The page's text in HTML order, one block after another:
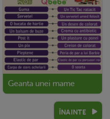
Geanta unei mame
ÎNAINTE